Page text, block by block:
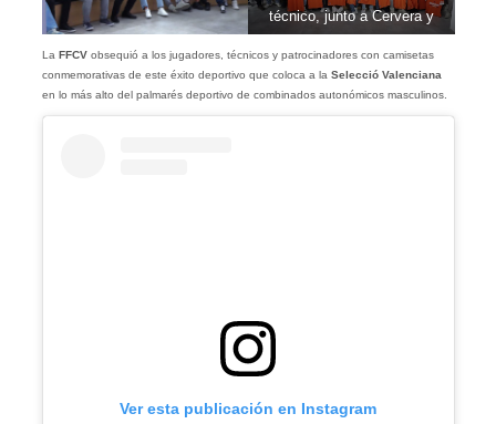
técnico, junto a Cervera y
La FFCVobsequió a los jugadores, técnicos y patrocinadores con camisetas
conmemorativas de este éxito deportivo que coloca a la Selecció Valenciana
en lo más alto del palmarés deportivo de combinados autonómicos masculinos.
Ver esta publicación en Instagram